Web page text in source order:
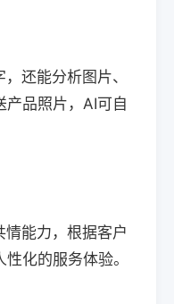
还能分析图片、
产品照片，AI可自
能力，根据客户
化的服务体验。